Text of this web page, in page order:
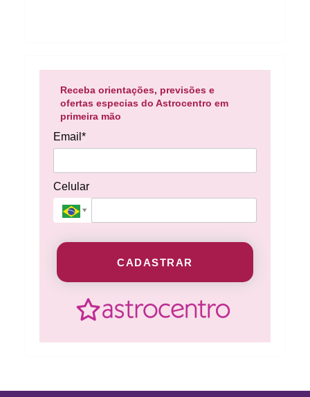
Receba orientações, previsões e
ofertas especias do Astrocentro em
primeira mão
Email*
Celular
CADASTRAR